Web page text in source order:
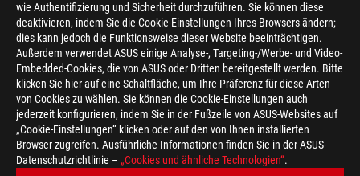
wie Authentifizierung und Sicherheit durchzuführen. Sie können diese
deaktivieren, indem Sie die Cookie-Einstellungen Ihres Browsers ändern;
dies kann jedoch die Funktionsweise dieser Website beeinträchtigen.
Außerdem verwendet ASUS einige Analyse-, Targeting-/Werbe- und Video-
Embedded-Cookies, die von ASUS oder Dritten bereitgestellt werden. Bitte
klicken Sie hier auf eine Schaltfläche, um Ihre Präferenz für diese Arten
von Cookies zu wählen. Sie können die Cookie-Einstellungen auch
jederzeit konfigurieren, indem Sie in der Fußzeile von ASUS-Websites auf
„Cookie-Einstellungen“ klicken oder auf den von Ihnen installierten
Browser zugreifen. Ausführliche Informationen finden Sie in der ASUS-
Datenschutzrichtlinie – „Cookies und ähnliche Technologien“.